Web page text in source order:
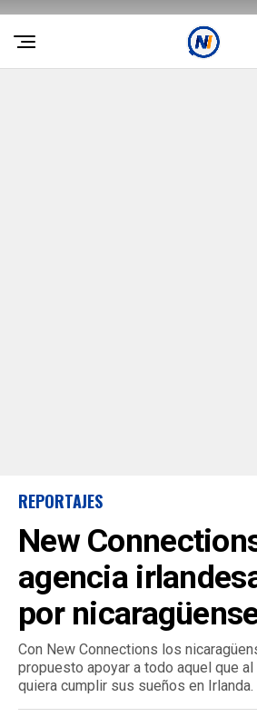
REPORTAJES
New
agencia
por
Con New Connections los
propuesto apoyar a todo aquel que
quiera cumplir sus sueños en Irlanda.